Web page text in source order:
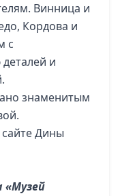
Винница и
Кордова и
с
и
знаменитым
Дины
«Музей